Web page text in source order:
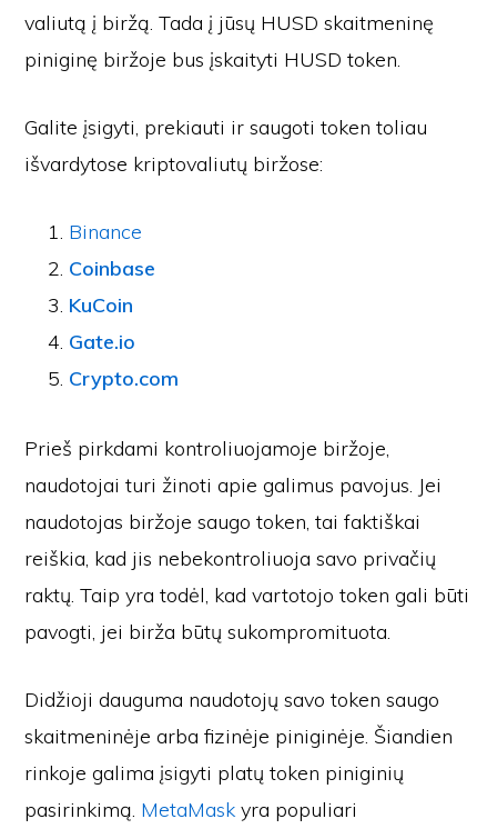
valiutą į biržą. Tada į jūsų HUSD skaitmeninę
piniginę biržoje bus įskaityti HUSD token.
Galite įsigyti, prekiauti ir saugoti token toliau
išvardytose kriptovaliutų biržose:
Binance
Coinbase
KuCoin
Gate.io
Crypto.com
Prieš pirkdami kontroliuojamoje biržoje,
naudotojai turi žinoti apie galimus pavojus. Jei
naudotojas biržoje saugo token, tai faktiškai
reiškia, kad jis nebekontroliuoja savo privačių
raktų. Taip yra todėl, kad vartotojo token gali būti
pavogti, jei birža būtų sukompromituota.
Didžioji dauguma naudotojų savo token saugo
skaitmeninėje arba fizinėje piniginėje. Šiandien
rinkoje galima įsigyti platų token piniginių
pasirinkimą. MetaMask yra populiari